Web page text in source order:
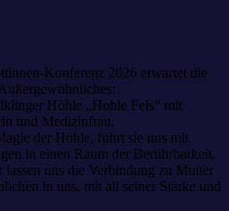
Konferenz 2026 erwartet die
Höhle „Hohle Fels“ mit
und Medizinfrau.
der Höhle, führt sie uns mit
in einen Raum der Berührbarkeit.
uns die Verbindung zu Mutter
in uns, mit all seiner Stärke und